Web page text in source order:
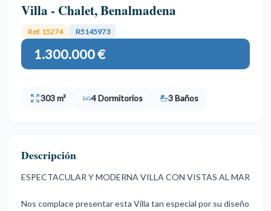
Villa - Chalet, Benalmadena
Ref. 15274 R5145973
1.300.000 €
303 m² 4 Dormitorios 3 Baños
Descripción
ESPECTACULAR Y MODERNA VILLA CON VISTAS AL MAR
Nos complace presentar esta Villa tan especial por su diseño